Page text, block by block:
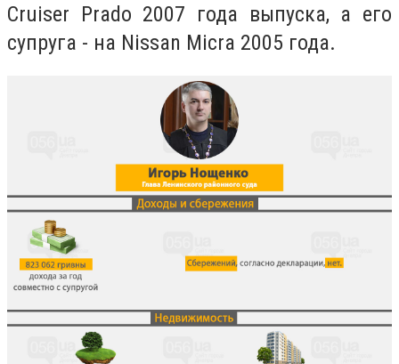
Cruiser Prado 2007 года выпуска, а его
супруга - на Nissan Micra 2005 года.